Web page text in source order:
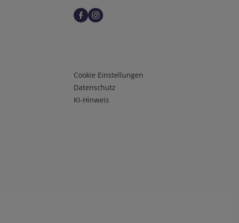
Infos 3
Cookie Einstellungen
Datenschutz
KI-Hinweis